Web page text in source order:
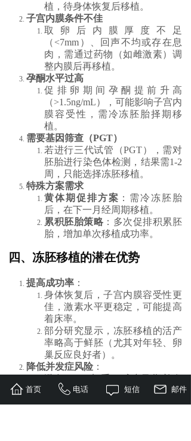
植，待身体恢复后移植。
子宫内膜条件不佳
取卵后内膜厚度不足
（<7mm）、回声不均或存在息
肉，需通过药物（如雌激素）调
整内膜后再移植。
孕酮水平过高
促排卵期间孕酮提前升高
（>1.5ng/mL），可能影响子宫内
膜容受性，需冷冻胚胎择期移
植。
需要基因筛查（PGT）
若进行三代试管（PGT），需对
胚胎进行染色体检测，结果需1-2
周，只能选择冻胚移植。
特殊方案需求
黄体期促排方案 ：需冷冻胚胎
后，在下一月经周期移植。
累积胚胎策略 ：多次促排积累胚
胎，增加单次移植成功率。
四、冻胚移植的潜在优势
提高成功率 ：
身体恢复后，子宫内膜容受性更
佳，激素水平更稳定，可能提高
着床率。
部分研究显示，冻胚移植的活产
率略高于鲜胚（尤其对年轻、卵
巢反应良好者）。
降低并发症风险 ：
症（如早产、低体重儿）。
灵活安排时间：
首页 电话 短信 邮件